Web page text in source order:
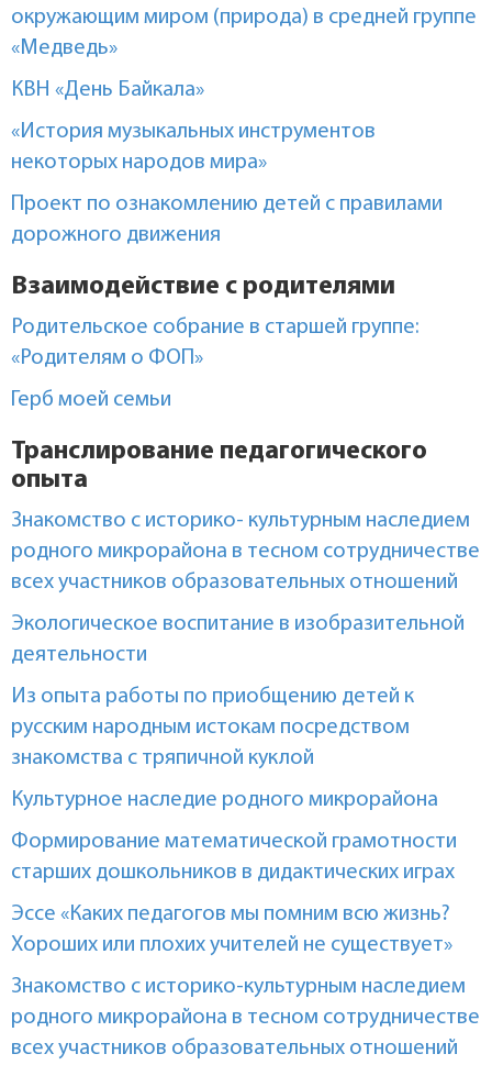
окружающим миром (природа) в средней группе
«Медведь»
КВН «День Байкала»
«История музыкальных инструментов
некоторых народов мира»
Проект по ознакомлению детей с правилами
дорожного движения
Взаимодействие с родителями
Родительское собрание в старшей группе:
«Родителям о ФОП»
Герб моей семьи
Транслирование педагогического
опыта
Знакомство с историко- культурным наследием
родного микрорайона в тесном сотрудничестве
всех участников образовательных отношений
Экологическое воспитание в изобразительной
деятельности
Из опыта работы по приобщению детей к
русским народным истокам посредством
знакомства с тряпичной куклой
Культурное наследие родного микрорайона
Формирование математической грамотности
старших дошкольников в дидактических играх
Эссе «Каких педагогов мы помним всю жизнь?
Хороших или плохих учителей не существует»
Знакомство с историко-культурным наследием
родного микрорайона в тесном сотрудничестве
всех участников образовательных отношений